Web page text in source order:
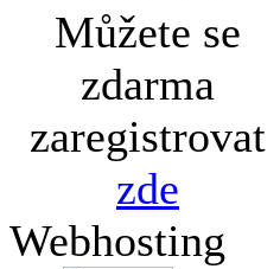
Můžete se
zdarma
zaregistrovat
zde
Webhosting